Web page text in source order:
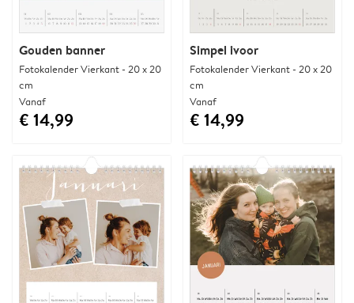
Gouden banner
Fotokalender Vierkant - 20 x 20
cm
Vanaf
€ 14,99
Simpel ivoor
Fotokalender Vierkant - 20 x 20
cm
Vanaf
€ 14,99